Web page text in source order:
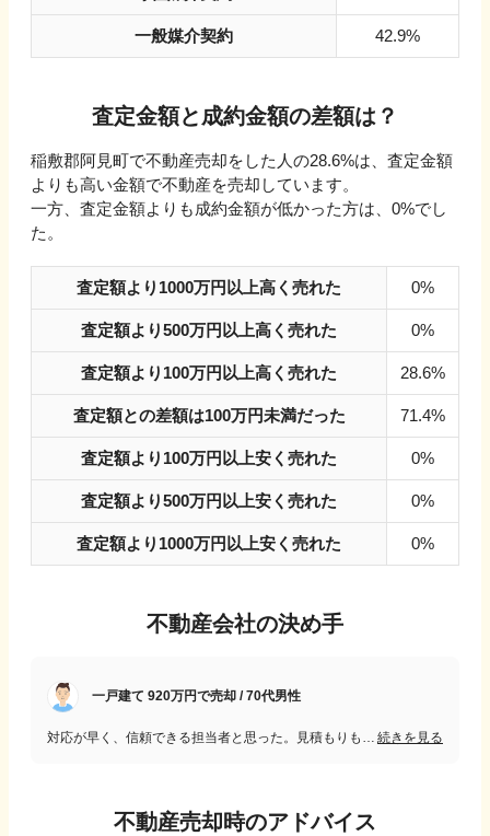
一般媒介契約 42.9%
査定金額と成約金額の差額は？
稲敷郡阿見町で不動産売却をした人の28.6%は、査定金額
よりも高い金額で不動産を売却しています。
一方、査定金額よりも成約金額が低かった方は、 0%でし
た。
査定額より1000万円以上高く売れた 0%
査定額より500万円以上高く売れた 0%
査定額より100万円以上高く売れた 28.6%
査定額との差額は100万円未満だった 71.4%
査定額より100万円以上安く売れた 0%
査定額より500万円以上安く売れた 0%
査定額より1000万円以上安く売れた 0%
不動産会社の決め手
一戸建て 920万円で売却 / 70代男性
対応が早く、信頼できる担当者と思った。見積もりも一番高かった。他社の条件(キャッシュバック)を述べたところ、同条件としていただき、決め手となった。 続きを見る
不動産売却時のアドバイス